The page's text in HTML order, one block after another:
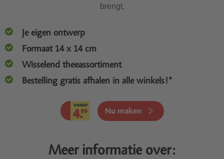
brengt.
Je eigen ontwerp
Formaat 14 x 14 cm
Wisselend theeassortiment
Bestelling gratis afhalen in alle winkels!*
VANAF
4.99 Nu maken
Meer informatie over: